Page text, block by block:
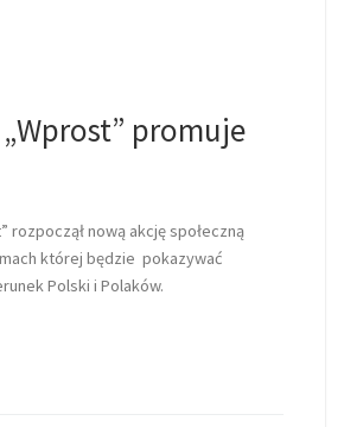
promuje
rozpoczął nową akcję społeczną
której będzie pokazywać
Polski i Polaków.